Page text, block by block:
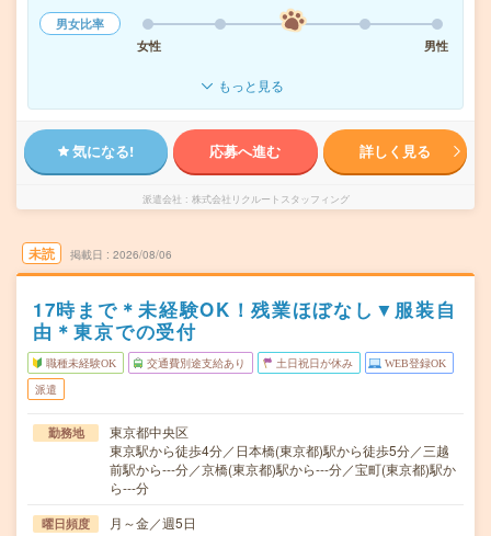
男女比率
女性
男性
もっと見る
気になる! 応募へ進む 詳しく見る
派遣会社 株式会社リクルートスタッフィング
未読 掲載日 2026/08/06
17時まで＊未経験OK！残業ほぼなし▼服装自
由＊東京での受付
職種未経験OK 交通費別途支給あり 土日祝日が休み WEB登録OK
派遣
勤務地
東京都中央区
東京駅から徒歩4分／日本橋(東京都)駅から徒歩5分／三越
前駅から---分／京橋(東京都)駅から---分／宝町(東京都)駅か
ら---分
曜日頻度 月～金／週5日